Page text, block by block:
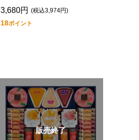
3,680円 (税込3,974円)
18ポイント
販売終了